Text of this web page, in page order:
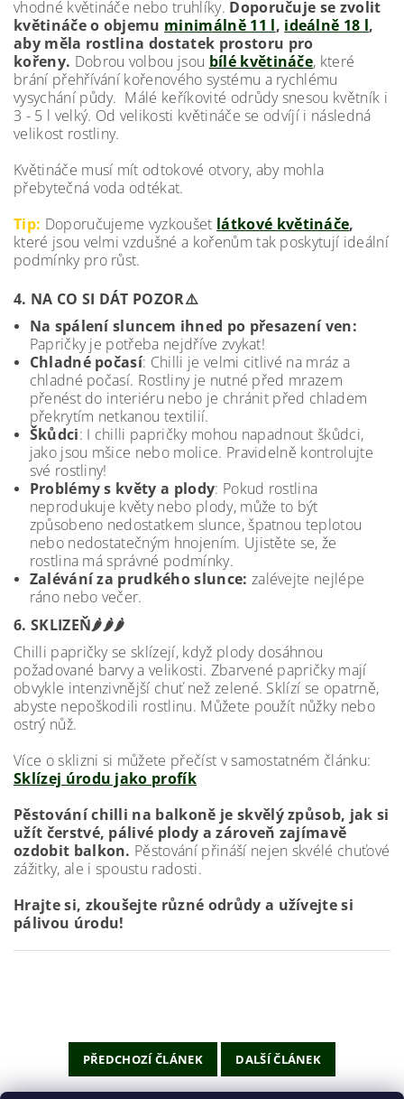
vhodné květináče nebo truhlíky. Doporučuje se zvolit
květináče o objemu minimálně 11 l, ideálně 18 l,
aby měla rostlina dostatek prostoru pro
kořeny. Dobrou volbou jsou bílé květináče, které
brání přehřívání kořenového systému a rychlému
vysychání půdy. Málé keříkovité odrůdy snesou květník i
3 - 5 l velký. Od velikosti květináče se odvíjí i následná
velikost rostliny.
Květináče musí mít odtokové otvory, aby mohla
přebytečná voda odtékat.
Tip: Doporučujeme vyzkoušet látkové květináče,
které jsou velmi vzdušné a kořenům tak poskytují ideální
podmínky pro růst.
4. NA CO SI DÁT POZOR⚠️
Na spálení sluncem ihned po přesazení ven:
Papričky je potřeba nejdříve zvykat!
Chladné počasí: Chilli je velmi citlivé na mráz a
chladné počasí. Rostliny je nutné před mrazem
přenést do interiéru nebo je chránit před chladem
překrytím netkanou textilií.
Škůdci: I chilli papričky mohou napadnout škůdci,
jako jsou mšice nebo molice. Pravidelně kontrolujte
své rostliny!
Problémy s květy a plody: Pokud rostlina
neprodukuje květy nebo plody, může to být
způsobeno nedostatkem slunce, špatnou teplotou
nebo nedostatečným hnojením. Ujistěte se, že
rostlina má správné podmínky.
Zalévání za prudkého slunce: zalévejte nejlépe
ráno nebo večer.
6. SKLIZEŇ🌶️🌶️🌶️
Chilli papričky se sklízejí, když plody dosáhnou
požadované barvy a velikosti. Zbarvené papričky mají
obvykle intenzivnější chuť než zelené. Sklízí se opatrně,
abyste nepoškodili rostlinu. Můžete použít nůžky nebo
ostrý nůž.
Více o sklizni si můžete přečíst v samostatném článku:
Sklízej úrodu jako profík
Pěstování chilli na balkoně je skvělý způsob, jak si
užít čerstvé, pálivé plody a zároveň zajímavě
ozdobit balkon. Pěstování přináší nejen skvélé chuťové
zážitky, ale i spoustu radosti.
Hrajte si, zkoušejte různé odrůdy a užívejte si
pálivou úrodu!
PŘEDCHOZÍ ČLÁNEK DALŠÍ ČLÁNEK